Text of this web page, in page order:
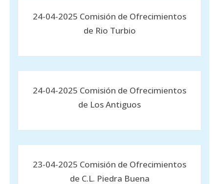
24-04-2025 Comisión de Ofrecimientos
de Rio Turbio
24-04-2025 Comisión de Ofrecimientos
de Los Antiguos
23-04-2025 Comisión de Ofrecimientos
de C.L. Piedra Buena